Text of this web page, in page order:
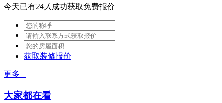
今天已有24人 成功获取免费报价
获取装修报价
更多 +
大家都在看